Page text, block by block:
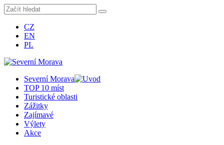
CZ
EN
PL
Severní Morava
TOP 10 míst
Turistické oblasti
Zážitky
Zajímavé
Výlety
Akce